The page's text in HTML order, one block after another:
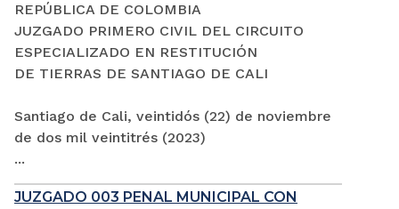
REPÚBLICA DE COLOMBIA
JUZGADO PRIMERO CIVIL DEL CIRCUITO
ESPECIALIZADO EN RESTITUCIÓN
DE TIERRAS DE SANTIAGO DE CALI
Santiago de Cali, veintidós (22) de noviembre
de dos mil veintitrés (2023)
...
JUZGADO 003 PENAL MUNICIPAL CON